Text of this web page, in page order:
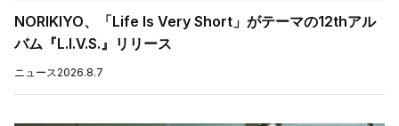
NORIKIYO、「Life Is Very Short」がテーマの12thアル
バム『L.I.V.S.』リリース
ニュース2026.8.7